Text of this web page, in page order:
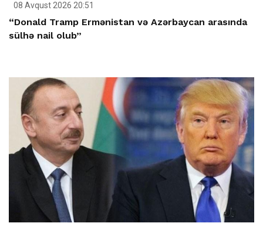
08 Avqust 2026 20:51
“Donald Tramp Ermənistan və Azərbaycan arasında
sülhə nail olub”